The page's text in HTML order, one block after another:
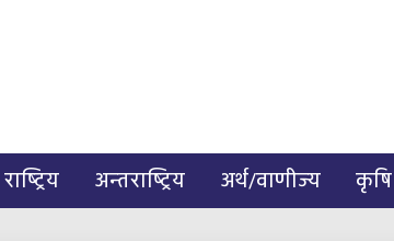
राष्ट्रिय अन्तराष्ट्रिय अर्थ/वाणीज्य कृषि